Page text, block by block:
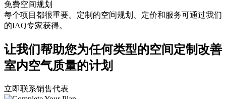
免费空间规划
每个项目都很重要。定制的空间规划、定价和服务可通过我们
的IAQ专家获得。
让我们帮助您为任何类型的空间定制改善
室内空气质量的计划
立即联系销售代表